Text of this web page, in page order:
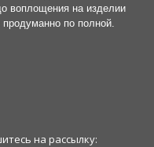
воплощения на изделии
продуманно по полной.
на рассылку: